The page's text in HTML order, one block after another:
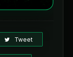
Tweet